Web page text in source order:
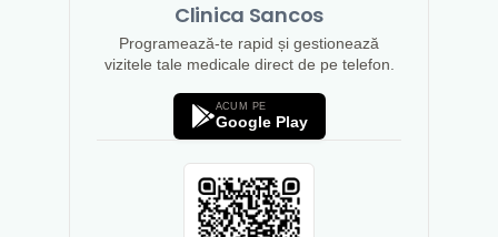
Clinica Sancos
Programează-te rapid și gestionează
vizitele tale medicale direct de pe telefon.
ACUM PE
Google Play